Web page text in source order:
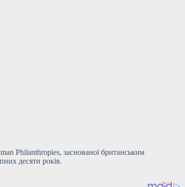
Philanthropies, заснованої британським
десяти років.